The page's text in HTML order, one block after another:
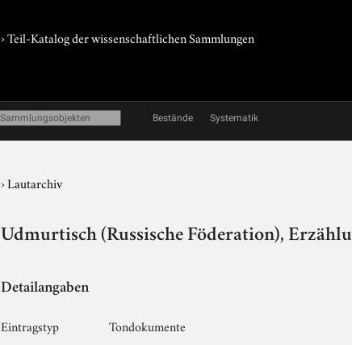
› Teil-Katalog der wissenschaftlichen Sammlungen
Bestände Systematik
›Lautarchiv
Udmurtisch (Russische Föderation),
Detailangaben
Eintragstyp
Tondokumente